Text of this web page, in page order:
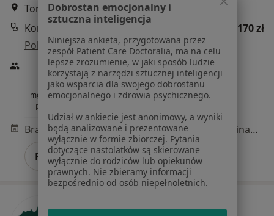
Tomasza Zana 14, Lublin•Mapa
Konsultacja psychoterapeutyczna
170 zł
Pokaż więcej usług
mgr Kamil Krawczyk
psychoterapeuta
Brak dostępnych specjalistów z wolnymi terminami w tym centrum medycznym.
Pokaż profil
Dobrostan emocjonalny i
sztuczna inteligencja
Niniejsza ankieta, przygotowana przez
zespół Patient Care Doctoralia, ma na celu
lepsze zrozumienie, w jaki sposób ludzie
korzystają z narzędzi sztucznej inteligencji
jako wsparcia dla swojego dobrostanu
emocjonalnego i zdrowia psychicznego.
Udział w ankiecie jest anonimowy, a wyniki
będą analizowane i prezentowane
wyłącznie w formie zbiorczej. Pytania
dotyczące nastolatków są skierowane
wyłącznie do rodziców lub opiekunów
prawnych. Nie zbieramy informacji
bezpośrednio od osób niepełnoletnich.